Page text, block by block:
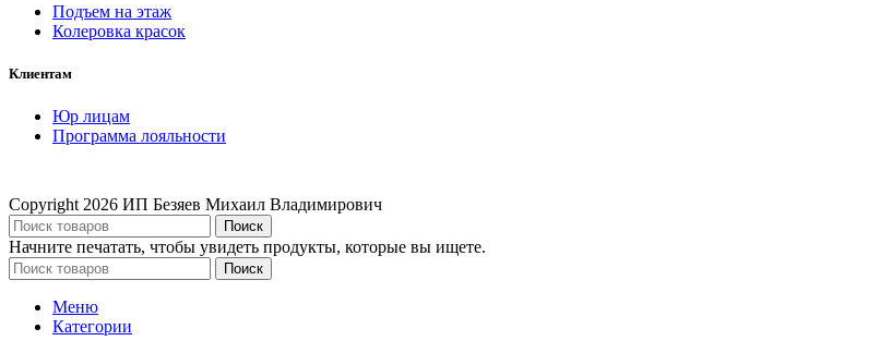
Подъем на этаж
Колеровка красок
Клиентам
Юр лицам
Программа лояльности
Copyright 2026 ИП Безяев Михаил Владимирович
Поиск
Начните печатать, чтобы увидеть продукты, которые вы ищете.
Поиск
Меню
Категории